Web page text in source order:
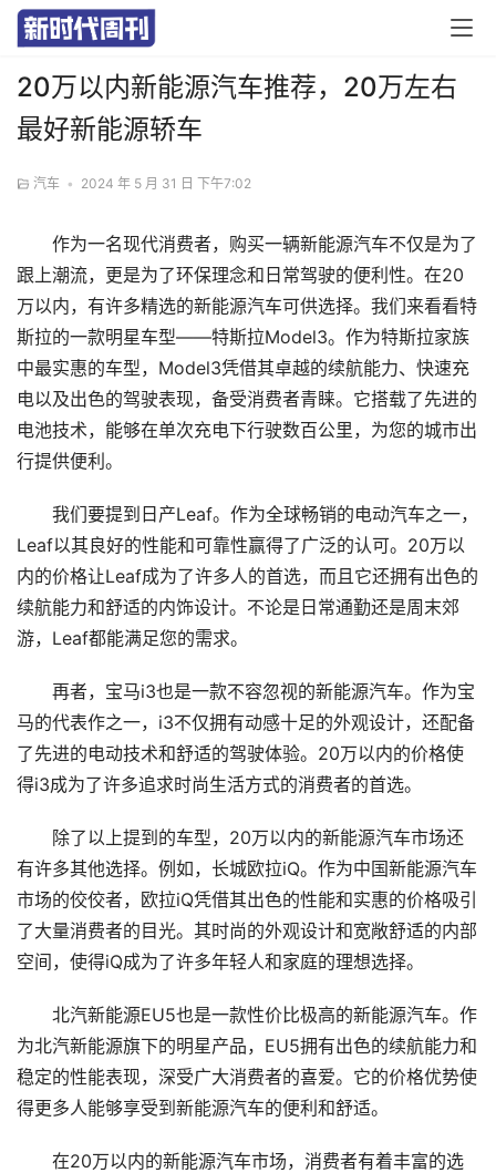
20万以内新能源汽车推荐，20万左右
最好新能源轿车
汽车 • 2024 年 5 月 31 日 下午7:02
作为一名现代消费者，购买一辆新能源汽车不仅是为了
跟上潮流，更是为了环保理念和日常驾驶的便利性。在20
万以内，有许多精选的新能源汽车可供选择。我们来看看特
斯拉的一款明星车型——特斯拉Model3。作为特斯拉家族
中最实惠的车型，Model3凭借其卓越的续航能力、快速充
电以及出色的驾驶表现，备受消费者青睐。它搭载了先进的
电池技术，能够在单次充电下行驶数百公里，为您的城市出
行提供便利。
我们要提到日产Leaf。作为全球畅销的电动汽车之一，
Leaf以其良好的性能和可靠性赢得了广泛的认可。20万以
内的价格让Leaf成为了许多人的首选，而且它还拥有出色的
续航能力和舒适的内饰设计。不论是日常通勤还是周末郊
游，Leaf都能满足您的需求。
再者，宝马i3也是一款不容忽视的新能源汽车。作为宝
马的代表作之一，i3不仅拥有动感十足的外观设计，还配备
了先进的电动技术和舒适的驾驶体验。20万以内的价格使
得i3成为了许多追求时尚生活方式的消费者的首选。
除了以上提到的车型，20万以内的新能源汽车市场还
有许多其他选择。例如，长城欧拉iQ。作为中国新能源汽车
市场的佼佼者，欧拉iQ凭借其出色的性能和实惠的价格吸引
了大量消费者的目光。其时尚的外观设计和宽敞舒适的内部
空间，使得iQ成为了许多年轻人和家庭的理想选择。
北汽新能源EU5也是一款性价比极高的新能源汽车。作
为北汽新能源旗下的明星产品，EU5拥有出色的续航能力和
稳定的性能表现，深受广大消费者的喜爱。它的价格优势使
得更多人能够享受到新能源汽车的便利和舒适。
在20万以内的新能源汽车市场，消费者有着丰富的选